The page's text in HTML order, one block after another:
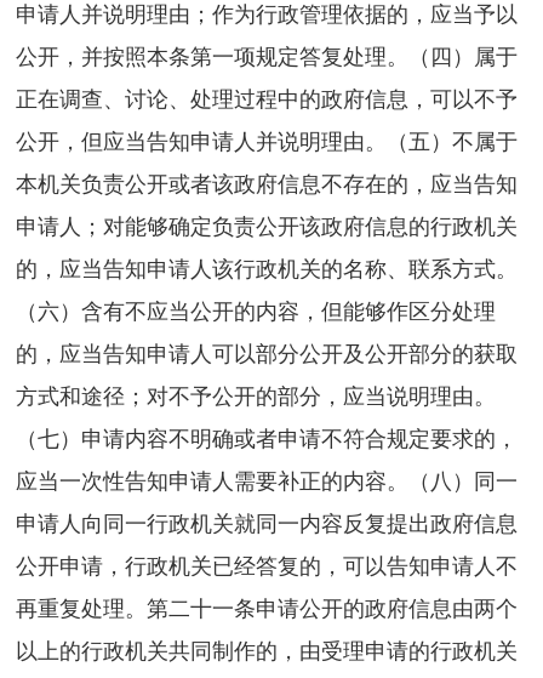
申请人并说明理由；作为行政管理依据的，应当予以
公开，并按照本条第一项规定答复处理。（四）属于
正在调查、讨论、处理过程中的政府信息，可以不予
公开，但应当告知申请人并说明理由。（五）不属于
本机关负责公开或者该政府信息不存在的，应当告知
申请人；对能够确定负责公开该政府信息的行政机关
的，应当告知申请人该行政机关的名称、联系方式。
（六）含有不应当公开的内容，但能够作区分处理
的，应当告知申请人可以部分公开及公开部分的获取
方式和途径；对不予公开的部分，应当说明理由。
（七）申请内容不明确或者申请不符合规定要求的，
应当一次性告知申请人需要补正的内容。（八）同一
申请人向同一行政机关就同一内容反复提出政府信息
公开申请，行政机关已经答复的，可以告知申请人不
再重复处理。第二十一条申请公开的政府信息由两个
以上的行政机关共同制作的，由受理申请的行政机关